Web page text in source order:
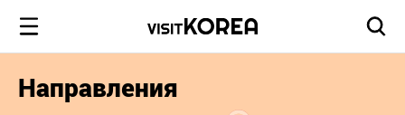
Направления